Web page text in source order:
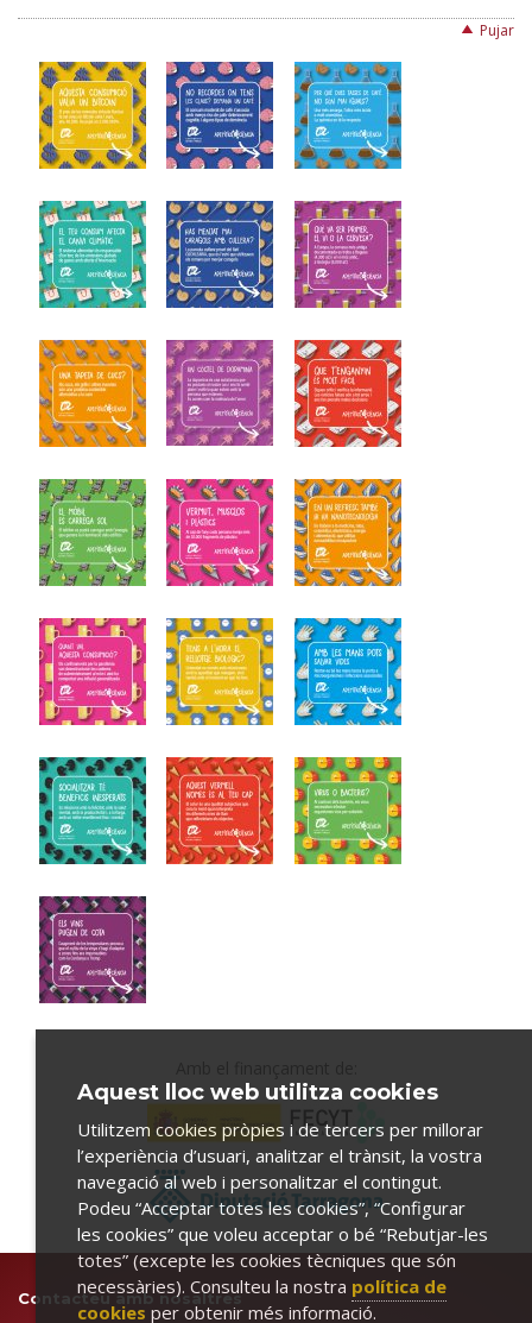
Pujar
Contacteu amb nosaltres
Aquest lloc web utilitza cookies
Utilitzem cookies pròpies i de tercers per millorar
l’experiència d’usuari, analitzar el trànsit, la vostra
navegació al web i personalitzar el contingut.
Podeu “Acceptar totes les cookies”, “Configurar
les cookies” que voleu acceptar o bé “Rebutjar-les
totes” (excepte les cookies tècniques que són
necessàries). Consulteu la nostra política de
cookies per obtenir més informació.